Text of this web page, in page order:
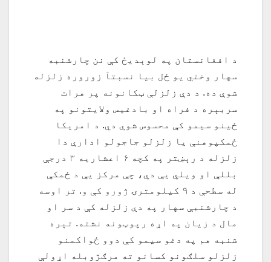
د افغانستان په لوېدیځ کې نن چارشنبه
سهار وختي یو ځل بیا نسبتآ زوروره زلزله
شوې ده. د دې زلزلې ټکانونه پر هرات
سربېره د فراه او بادغیس ولایتونو په
ځینو سیمو کې محسوس شوي دي. د امریکا
ځمکپوهنې یا زلزلو جاجولو ادارې دا
زلزله د رېښتر په کچه ۶ اعشاریه ۳ درجې
بللې او ویلي یې دي، چې مرکز یې د ځمکې
له سطحې د ۹ کیلومترۍ ژورو کې و. تر اوسه
د چارشنبې سهار په دې زلزله کې د سر او
مال د زیان په اړه رپوټونه نشته. تېره
شنبه هم په دغو سیمو کې دوو ځواکمنو
زلزلو سلګونو کسانو ته مرګژوبله اړولې